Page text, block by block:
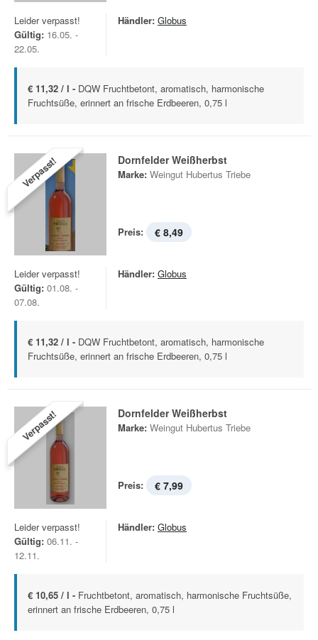
Leider verpasst!
Gültig: 16.05. -
22.05.
Händler: Globus
€ 11,32 / l - DQW Fruchtbetont, aromatisch, harmonische
Fruchtsüße, erinnert an frische Erdbeeren, 0,75 l
Verpasst! Dornfelder Weißherbst
Marke: Weingut Hubertus Triebe
Preis: € 8,49
Leider verpasst!
Gültig: 01.08. -
07.08.
Händler: Globus
€ 11,32 / l - DQW Fruchtbetont, aromatisch, harmonische
Fruchtsüße, erinnert an frische Erdbeeren, 0,75 l
Verpasst! Dornfelder Weißherbst
Marke: Weingut Hubertus Triebe
Preis: € 7,99
Leider verpasst!
Gültig: 06.11. -
12.11.
Händler: Globus
€ 10,65 / l - Fruchtbetont, aromatisch, harmonische Fruchtsüße,
erinnert an frische Erdbeeren, 0,75 l